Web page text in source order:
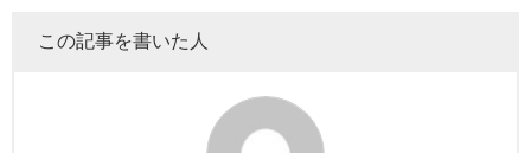
この記事を書いた人